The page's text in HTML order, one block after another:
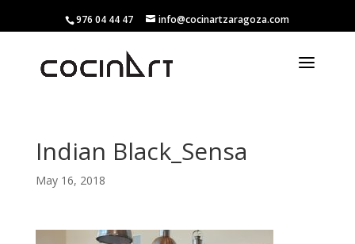
976 04 44 47 info@cocinartzaragoza.com
Indian Black_Sensa
May 16, 2018